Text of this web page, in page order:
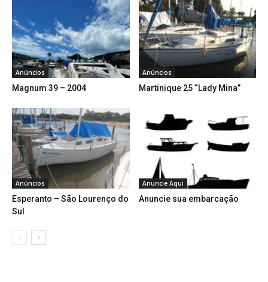
Anúncios
Magnum 39 – 2004
Anúncios
Martinique 25 “Lady Mina”
Anúncios
Esperanto – São Lourenço do
Sul
Anuncie Aqui
Anuncie sua embarcação